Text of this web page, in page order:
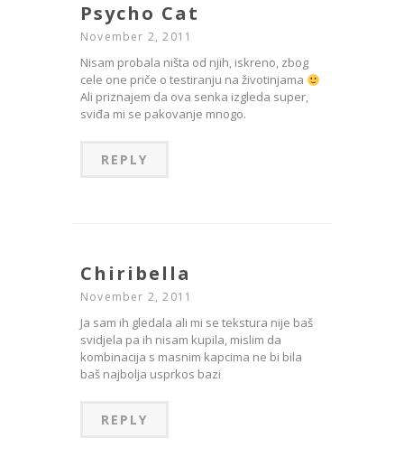
Psycho Cat
November 2, 2011
Nisam probala ništa od njih, iskreno, zbog
cele one priče o testiranju na životinjama
Ali priznajem da ova senka izgleda super,
sviđa mi se pakovanje mnogo.
REPLY
Chiribella
November 2, 2011
Ja sam ih gledala ali mi se tekstura nije baš
svidjela pa ih nisam kupila, mislim da
kombinacija s masnim kapcima ne bi bila
baš najbolja usprkos bazi
REPLY